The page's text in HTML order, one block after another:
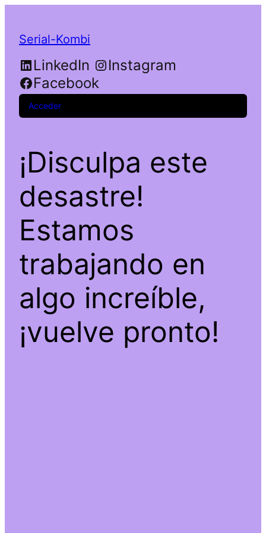
Serial-Kombi
LinkedIn
Instagram
Facebook
Acceder
¡Disculpa este
desastre!
Estamos
trabajando en
algo increíble,
¡vuelve pronto!